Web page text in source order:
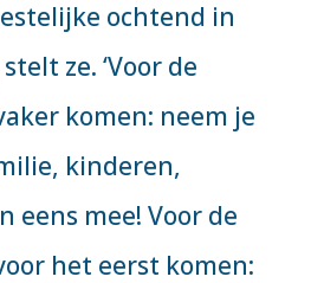
ochtend in
ze. ‘Voor de
komen: neem je
kinderen,
eens mee! Voor de
het eerst komen: